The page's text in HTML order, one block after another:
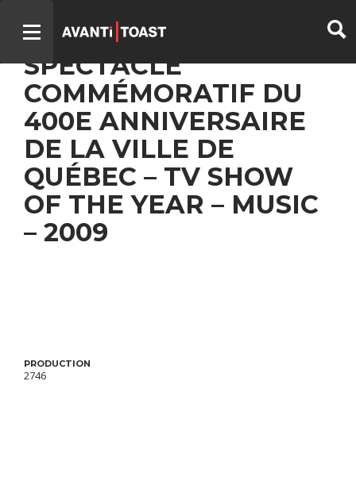
RENCONTRES : LE
SPECTACLE
COMMÉMORATIF DU
400E ANNIVERSAIRE
DE LA VILLE DE
QUÉBEC – TV SHOW
OF THE YEAR – MUSIC
– 2009
PRODUCTION
2746